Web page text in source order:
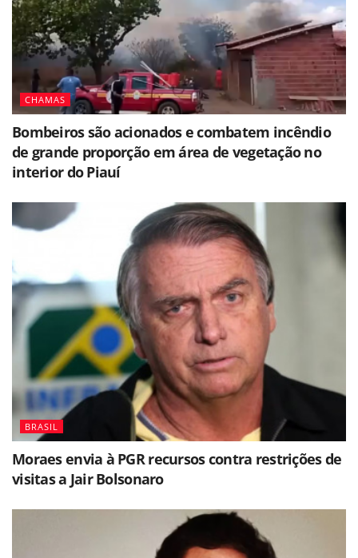
CHAMAS
Bombeiros são acionados e combatem incêndio
de grande proporção em área de vegetação no
interior do Piauí
BRASIL
Moraes envia à PGR recursos contra restrições de
visitas a Jair Bolsonaro